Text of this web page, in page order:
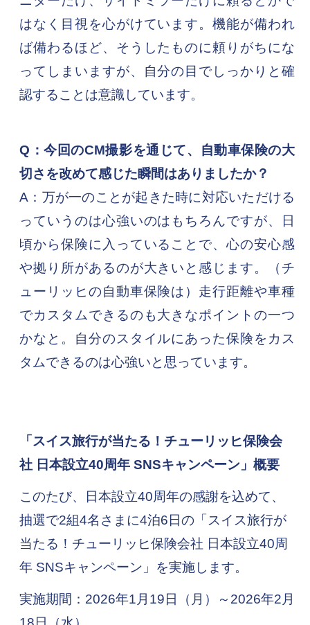
はなく目視を心がけています。機能が備われ
ば備わるほど、そうしたものに頼りがちにな
ってしまいますが、自分の目でしっかりと確
認することは意識しています。
Q：今回のCM撮影を通じて、自動車保険の大
切さを改めて感じた瞬間はありましたか？
A：万が一のことが起きた時に対応いただける
っていうのは心強いのはもちろんですが、日
頃から保険に入っていることで、心の安心感
や拠り所があるのが大きいと感じます。（チ
ューリッヒの自動車保険は）走行距離や車種
でカスタムできるのも大きなポイントの一つ
かなと。自分のスタイルにあった保険をカス
タムできるのは心強いと思っています。
「スイス旅行が当たる！チューリッヒ保険会
社 日本設立40周年 SNSキャンペーン」概要
このたび、日本設立40周年の感謝を込めて、
抽選で2組4名さまに4泊6日の「スイス旅行が
当たる！チューリッヒ保険会社 日本設立40周
年 SNSキャンペーン」を実施します。
実施期間：2026年1月19日（月）～2026年2月